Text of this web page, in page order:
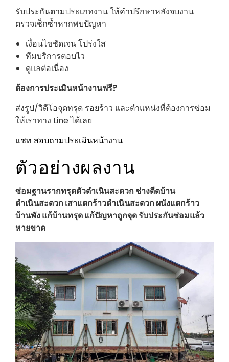
รับประกันตามประเภทงาน ให้คำปรึกษาหลังจบงาน
ตรวจเช็กซ้ำหากพบปัญหา
เงื่อนไขชัดเจน โปร่งใส
ทีมบริการตอบไว
ดูแลต่อเนื่อง
ต้องการประเมินหน้างานฟรี?
ส่งรูป/วิดีโอจุดทรุด รอยร้าว และตำแหน่งที่ต้องการซ่อม
ให้เราทาง Line ได้เลย
แชท สอบถามประเมินหน้างาน
ตัวอย่างผลงาน
ซ่อมฐานรากทรุดตัวดำเนินสะดวก ช่างดีดบ้าน
ดำเนินสะดวก เสาแตกร้าวดำเนินสะดวก ผนังแตกร้าว
บ้านพัง แก้บ้านทรุด แก้ปัญหาถูกจุด รับประกันซ่อมแล้ว
หายขาด